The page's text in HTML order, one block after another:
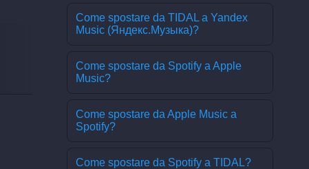
Come spostare da TIDAL a Yandex
Music (Яндекс.Музыка)?
Come spostare da Spotify a Apple
Music?
Come spostare da Apple Music a
Spotify?
Come spostare da Spotify a TIDAL?